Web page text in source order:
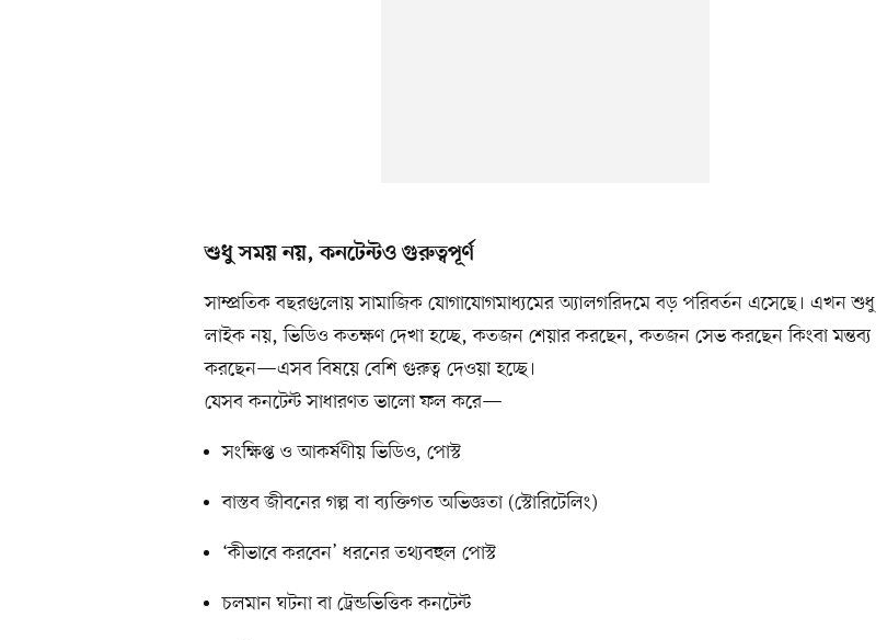
শুধু সময় নয়, কনটেন্টও গুরুত্বপূর্ণ
সাম্প্রতিক বছরগুলোয় সামাজিক যোগাযোগমাধ্যমের অ্যালগরিদমে বড় পরিবর্তন এসেছে। এখন শুধু
লাইক নয়, ভিডিও কতক্ষণ দেখা হচ্ছে, কতজন শেয়ার করছেন, কতজন সেভ করছেন কিংবা মন্তব্য
করছেন—এসব বিষয়ে বেশি গুরুত্ব দেওয়া হচ্ছে।
যেসব কনটেন্ট সাধারণত ভালো ফল করে—
সংক্ষিপ্ত ও আকর্ষণীয় ভিডিও, পোস্ট
বাস্তব জীবনের গল্প বা ব্যক্তিগত অভিজ্ঞতা (স্টোরিটেলিং)
‘কীভাবে করবেন’ ধরনের তথ্যবহুল পোস্ট
চলমান ঘটনা বা ট্রেন্ডভিত্তিক কনটেন্ট